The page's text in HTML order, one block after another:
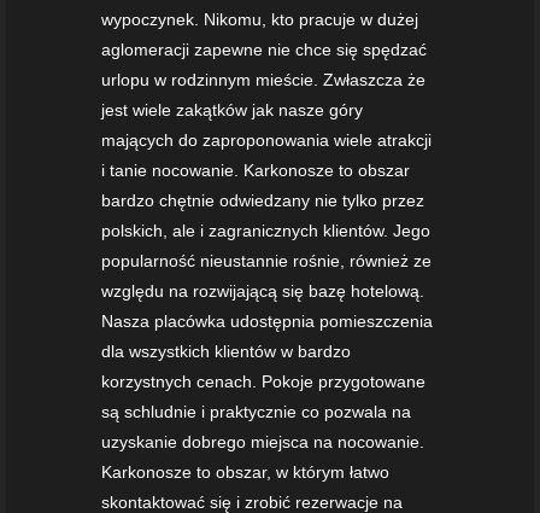
wypoczynek. Nikomu, kto pracuje w dużej
aglomeracji zapewne nie chce się spędzać
urlopu w rodzinnym mieście. Zwłaszcza że
jest wiele zakątków jak nasze góry
mających do zaproponowania wiele atrakcji
i tanie nocowanie. Karkonosze to obszar
bardzo chętnie odwiedzany nie tylko przez
polskich, ale i zagranicznych klientów. Jego
popularność nieustannie rośnie, również ze
względu na rozwijającą się bazę hotelową.
Nasza placówka udostępnia pomieszczenia
dla wszystkich klientów w bardzo
korzystnych cenach. Pokoje przygotowane
są schludnie i praktycznie co pozwala na
uzyskanie dobrego miejsca na nocowanie.
Karkonosze to obszar, w którym łatwo
skontaktować się i zrobić rezerwacje na